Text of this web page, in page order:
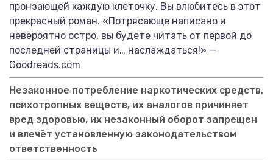
пронзающей каждую клеточку. Вы влюбитесь в этот
прекрасный роман. «Потрясающе написано и
невероятно остро, вы будете читать от первой до
последней страницы и… наслаждаться!» —
Goodreads.com
Незаконное потребление наркотических средств,
психотропных веществ, их аналогов причиняет
вред здоровью, их незаконный оборот запрещен
и влечёт установленную законодательством
ответственность